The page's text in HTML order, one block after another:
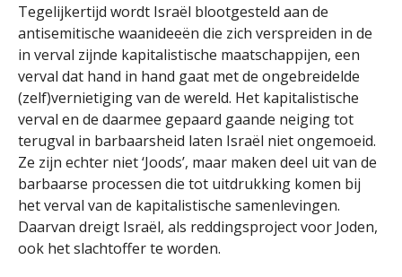
Tegelijkertijd wordt Israël blootgesteld aan de
antisemitische waanideeën die zich verspreiden in de
in verval zijnde kapitalistische maatschappijen, een
verval dat hand in hand gaat met de ongebreidelde
(zelf)vernietiging van de wereld. Het kapitalistische
verval en de daarmee gepaard gaande neiging tot
terugval in barbaarsheid laten Israël niet ongemoeid.
Ze zijn echter niet ‘Joods’, maar maken deel uit van de
barbaarse processen die tot uitdrukking komen bij
het verval van de kapitalistische samenlevingen.
Daarvan dreigt Israël, als reddingsproject voor Joden,
ook het slachtoffer te worden.